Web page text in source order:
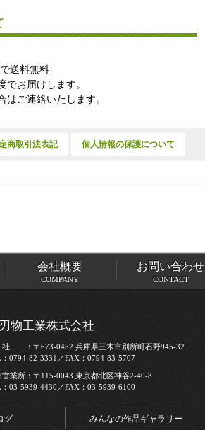
送料無料
でお届けします。
ご連絡いたします。
商取引法表記 個人情報の保護について
会社概要
COMPANY
お問い合わせ
CONTACT
物工業株式会社
：〒673-0452 兵庫県三木市別所町石野945-32
0794-82-3331／FAX：0794-83-5707
営業所：〒115-0043 東京都北区神谷2-40-8
03-5939-4430／FAX：03-5939-6100
グ みんなの作品ギャラリー